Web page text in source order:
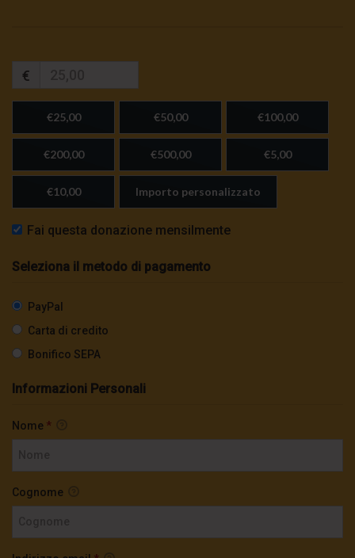
€
€25,00 €50,00 €100,00
€200,00 €500,00 €5,00
€10,00 Importo personalizzato
Fai questa donazione mensilmente
Seleziona il metodo di pagamento
PayPal
Carta di credito
Bonifico SEPA
Informazioni Personali
Nome *
Cognome